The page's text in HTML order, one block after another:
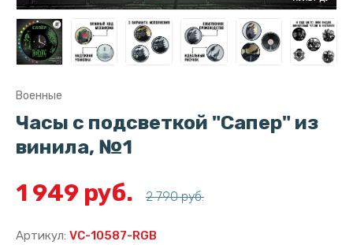
Военные
Часы с подсветкой "Сапер" из
винила, №1
1 949 руб. 2 790 руб.
Артикул: VC-10587-RGB